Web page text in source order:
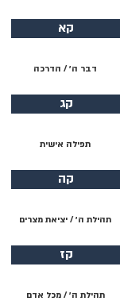
קא
דבר ה׳ / הדרכה
קג
תפילה אישית
קה
תהילת ה׳ / יציאת מצרים
קז
תהילת ה׳ / מכל אדם